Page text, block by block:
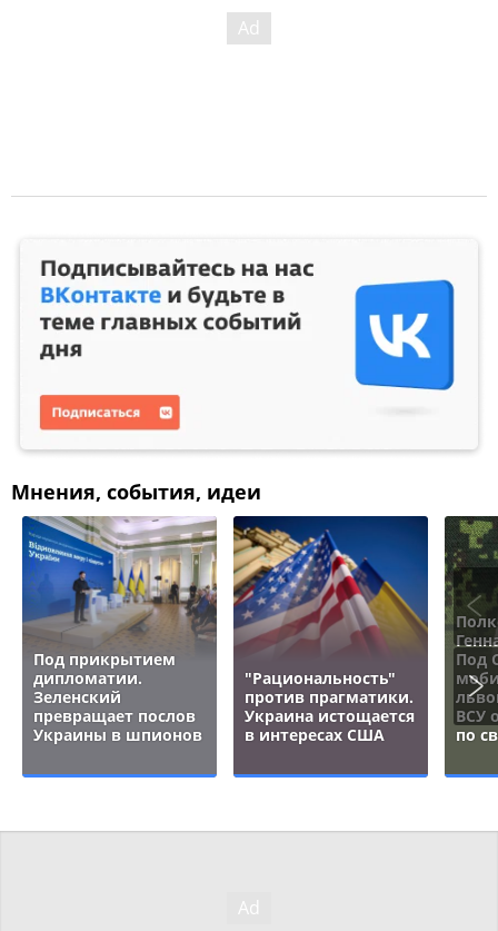
Мнения, события, идеи
Под прикрытием
дипломатии.
Зеленский
превращает послов
Украины в шпионов
"Рациональность"
против прагматики.
Украина истощается
в интересах США
Под
ВСУ
по